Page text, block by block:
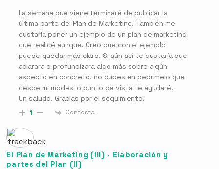
La semana que viene terminaré de publicar la
última parte del Plan de Marketing. También me
gustaría poner un ejemplo de un plan de marketing
que realicé aunque. Creo que con el ejemplo
puede quedar más claro. Si aún así te gustaría que
aclarara o profundizara algo más sobre algún
aspecto en concreto, no dudes en pedírmelo que
desde mi modesto punto de vista te ayudaré.
Un saludo. Gracias por el seguimiento!
1 Contesta
El Plan de Marketing (III) - Elaboración y
partes del Plan (II)